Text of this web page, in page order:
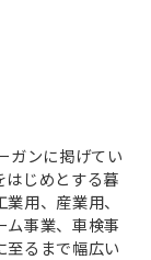
ガンに掲げてい
はじめとする暮
用、産業用、
ム事業、車検事
至るまで幅広い